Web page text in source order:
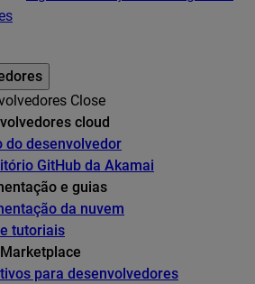
Close
cloud
do desenvolvedor
GitHub da Akamai
e guias
da nuvem
tutoriais
para desenvolvedores